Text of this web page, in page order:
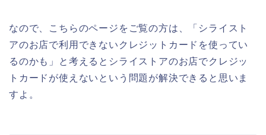
なので、こちらのページをご覧の方は、「シライスト
アのお店で利用できないクレジットカードを使ってい
るのかも」と考えるとシライストアのお店でクレジッ
トカードが使えないという問題が解決できると思いま
すよ。